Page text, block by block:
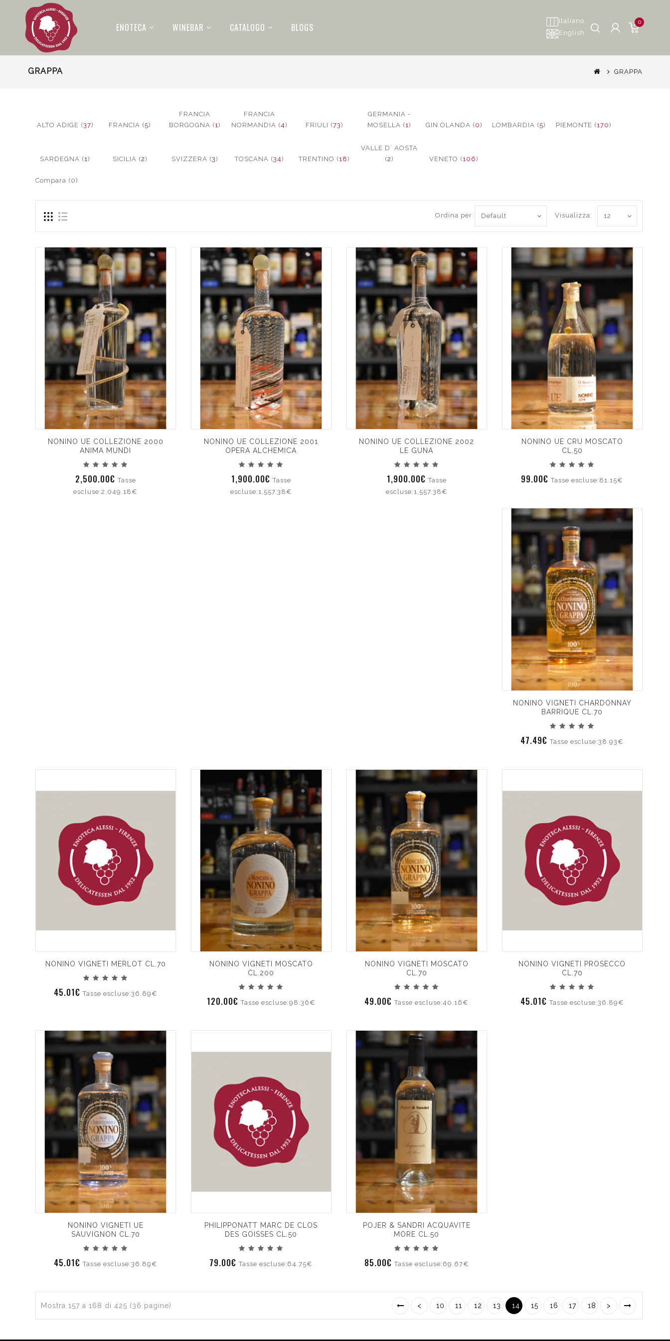
ENOTECA WINEBAR CATALOGO BLOGS
Italiano
English
0
GRAPPA GRAPPA
ALTO ADIGE (37) FRANCIA (5)
FRANCIA
BORGOGNA (1)
FRANCIA
NORMANDIA (4) FRIULI (73)
GERMANIA -
MOSELLA (1) GIN OLANDA (0) LOMBARDIA (5) PIEMONTE (170)
SARDEGNA (1) SICILIA (2) SVIZZERA (3) TOSCANA (34) TRENTINO (18)
VALLE D´ AOSTA
(2) VENETO (106)
Compara (0)
Visualizza:
Ordina per:
NONINO UE COLLEZIONE 2000
ANIMA MUNDI
2,500.00€Tasse
escluse:2,049.18€
NONINO UE COLLEZIONE 2001
OPERA ALCHEMICA
1,900.00€Tasse
escluse:1,557.38€
NONINO UE COLLEZIONE 2002
LE GUNA
1,900.00€Tasse
escluse:1,557.38€
NONINO UE CRU MOSCATO
CL.50
99.00€Tasse escluse:81.15€
NONINO VIGNETI CHARDONNAY
BARRIQUE CL.70
47.49€Tasse escluse:38.93€
NONINO VIGNETI MERLOT CL.70
45.01€Tasse escluse:36.89€
NONINO VIGNETI MOSCATO
CL.200
120.00€Tasse escluse:98.36€
NONINO VIGNETI MOSCATO
CL.70
49.00€Tasse escluse:40.16€
NONINO VIGNETI PROSECCO
CL.70
45.01€Tasse escluse:36.89€
NONINO VIGNETI UE
SAUVIGNON CL.70
45.01€Tasse escluse:36.89€
PHILIPPONATT MARC DE CLOS
DES GOISSES CL.50
79.00€Tasse escluse:64.75€
POJER & SANDRI ACQUAVITE
MORE CL.50
85.00€Tasse escluse:69.67€
Mostra 157 a 168 di 425 (36 pagine) < 10 11 12 13 14 15 16 17 18 >